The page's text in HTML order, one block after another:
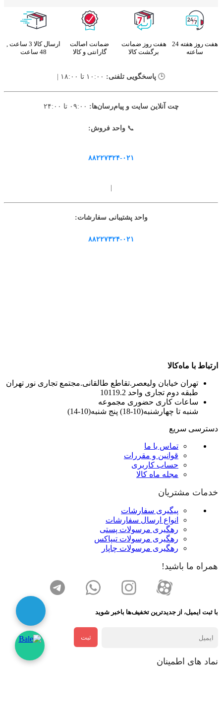
هفت روز هفته 24
ساعته
هفت روز ضمانت
برگشت کالا
ضمانت اصالت
گارانتی و کالا
ارسال کالا 3 ساعت ,
48 ساعت
🕒 پاسخگویی تلفنی:
چت آنلاین سایت و پیام‌رسان‌ها:
📞واحد فروش:
۸۸۲۲۷۳۲۴-۰۲۱
واحد پشتیبانی سفارشات:
۸۸۲۲۷۳۲۴-۰۲۱
ارتباط با ماه‌کالا
تهران خیابان ولیعصر.تقاطع طالقانی.مجتمع تجاری نور تهران
طبقه دوم تجاری واحد 10119.2
ساعات کاری حضوری مجموعه
شنبه تا چهارشنبه(10-18) پنج شنبه(10-14)
دسترسی سریع
تماس با ما
قوانین و مقررات
حساب کاربری
مجله ماه کالا
خدمات مشتریان
پیگیری سفارشات
انواع ارسال سفارشات
رهگیری مرسولات پستی
رهگیری مرسولات تیپاکس
رهگیری مرسولات چاپار
همراه ما باشید!
با ثبت ایمیل، از جدید‌ترین تخفیف‌ها با‌خبر شوید
ثبت
نماد های اطمینان